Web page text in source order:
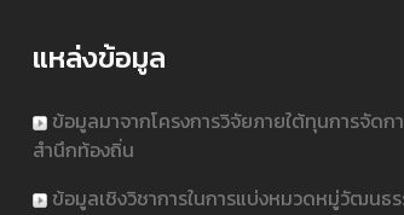
แหล่งข้อมูล
ข้อมูลมาจากโครงการวิจัยภายใต้ทุนการจัด
สำนึกท้องถิ่น
ข้อมูลเชิงวิชาการในการแบ่งหมวดหมู่วัฒน